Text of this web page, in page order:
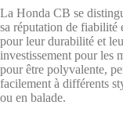
La Honda CB se
sa réputation de fiabilité
pour leur durabilité et
investissement pour les
pour être polyvalente,
facilement à différents
ou en balade.